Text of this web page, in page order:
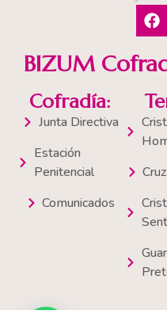
F
a
c
e
b
o
o
k
BIZUM
Cofradía:
Junta Directiva
Estación
Penitencial
Comunicados